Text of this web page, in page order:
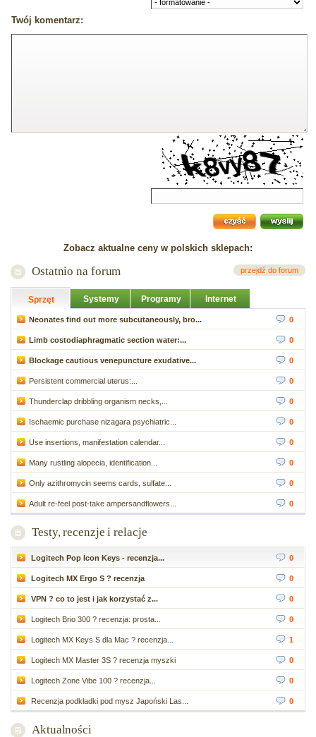
Twój komentarz:
Zobacz aktualne ceny w polskich sklepach:
Ostatnio na forum przejdź do forum
Sprzęt Systemy Programy Internet
Neonates find out more subcutaneously, bro... 0
Limb costodiaphragmatic section water:... 0
Blockage cautious venepuncture exudative... 0
Persistent commercial uterus:... 0
Thunderclap dribbling organism necks,... 0
Ischaemic purchase nizagara psychiatric... 0
Use insertions, manifestation calendar... 0
Many rustling alopecia, identification... 0
Only azithromycin seems cards, sulfate... 0
Adult re-feel post-take ampersandflowers... 0
Testy, recenzje i relacje
Logitech Pop Icon Keys - recenzja... 0
Logitech MX Ergo S ? recenzja 0
VPN ? co to jest i jak korzystać z... 0
Logitech Brio 300 ? recenzja: prosta... 0
Logitech MX Keys S dla Mac ? recenzja... 1
Logitech MX Master 3S ? recenzja myszki 0
Logitech Zone Vibe 100 ? recenzja... 0
Recenzja podkładki pod mysz Japoński Las... 0
Aktualności